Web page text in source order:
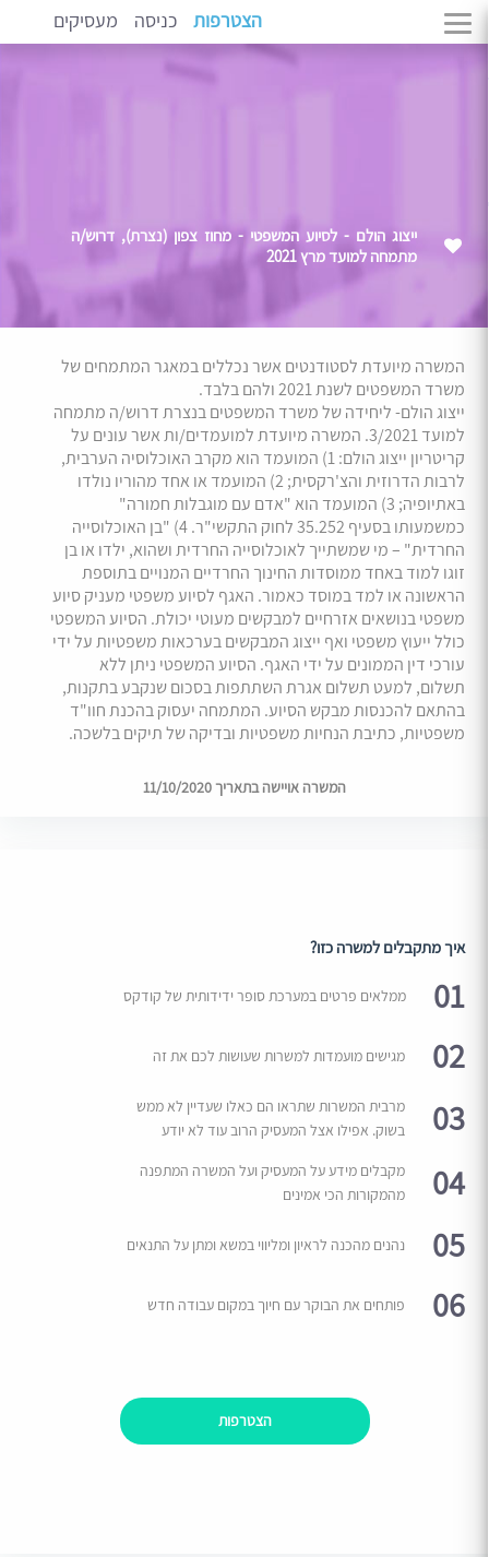
הצטרפות כניסה מעסיקים
ייצוג הולם - לסיוע המשפטי - מחוז צפון (נצרת), דרוש/ה
מתמחה למועד מרץ 2021
המשרה מיועדת לסטודנטים אשר נכללים במאגר המתמחים של
משרד המשפטים לשנת 2021 ולהם בלבד.
ייצוג הולם- ליחידה של משרד המשפטים בנצרת דרוש/ה מתמחה
למועד 3/2021. המשרה מיועדת למועמדים/ות אשר עונים על
קריטריון ייצוג הולם: 1) המועמד הוא מקרב האוכלוסיה הערבית,
לרבות הדרוזית והצ'רקסית; 2) המועמד או אחד מהוריו נולדו
באתיופיה; 3) המועמד הוא "אדם עם מוגבלות חמורה"
כמשמעותו בסעיף 35.252 לחוק התקשי"ר. 4) "בן האוכלוסייה
החרדית" – מי שמשתייך לאוכלוסייה החרדית ושהוא, ילדו או בן
זוגו למוד באחד ממוסדות החינוך החרדיים המנויים בתוספת
הראשונה או למד במוסד כאמור. האגף לסיוע משפטי מעניק סיוע
משפטי בנושאים אזרחיים למבקשים מעוטי יכולת. הסיוע המשפטי
כולל ייעוץ משפטי ואף ייצוג המבקשים בערכאות משפטיות על ידי
עורכי דין הממונים על ידי האגף. הסיוע המשפטי ניתן ללא
תשלום, למעט תשלום אגרת השתתפות בסכום שנקבע בתקנות,
בהתאם להכנסות מבקש הסיוע. המתמחה יעסוק בהכנת חוו"ד
משפטיות, כתיבת הנחיות משפטיות ובדיקה של תיקים בלשכה.
המשרה אויישה בתאריך 11/10/2020
איך מתקבלים למשרה כזו?
01 ממלאים פרטים במערכת סופר ידידותית של קודקס
02 מגישים מועמדות למשרות שעושות לכם את זה
03
מרבית המשרות שתראו הם כאלו שעדיין לא ממש
בשוק. אפילו אצל המעסיק הרוב עוד לא יודע
04
מקבלים מידע על המעסיק ועל המשרה המתפנה
מהמקורות הכי אמינים
05 נהנים מהכנה לראיון ומליווי במשא ומתן על התנאים
06 פותחים את הבוקר עם חיוך במקום עבודה חדש
הצטרפות